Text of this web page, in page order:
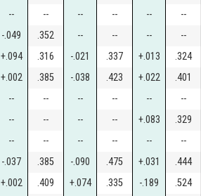
-- -- -- -- -- --
-.049 .352 -- -- -- --
+.094 .316 -.021 .337 +.013 .324
+.002 .385 -.038 .423 +.022 .401
-- -- -- -- -- --
-- -- -- -- +.083 .329
-- -- -- -- -- --
-.037 .385 -.090 .475 +.031 .444
+.002 .409 +.074 .335 -.189 .524